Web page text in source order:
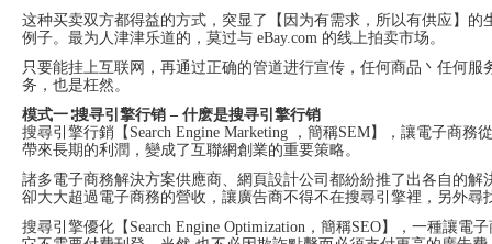
这种买卖双方都得益的方式，突显了【因为有需求，所以有供应】
例子。最为人津津乐道的，莫过与 eBay.com 的线上拍卖市场。
只要能挂上互联网，再通过正确的管道进行宣传，任何商品丶任何
务，也是枉然。
模式一∶搜寻引擎行销 – 什麽是搜寻引擎行销
搜尋引擎行銷【Search Engine Marketing ，簡稱SEM】，讓電子商
帶來長期的利潤，變成了互聯網創業的重要策略。
諸多電子商務解決方案供應商、網頁設計公司都紛紛推了出各自的
卻大大超過電子商務的營收，讓廣告商不得不在搜尋引擎裡，另外尋
搜尋引擎優化【Search Engine Optimization，簡稱SEO】，一種讓